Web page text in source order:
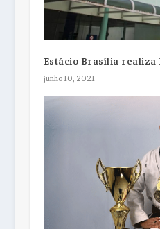
Estácio Brasília realiza
junho 10, 2021